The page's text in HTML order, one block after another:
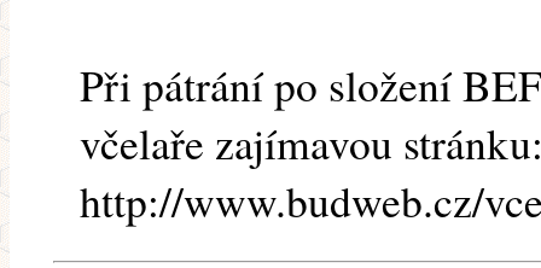
Při pátrání po složení
včelaře zajímavou
http://www.budweb.cz/